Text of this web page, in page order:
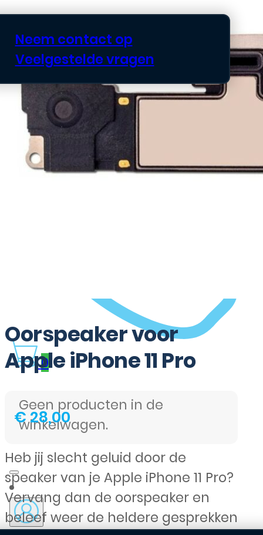
Neem contact op
Veelgestelde vragen
0
Geen producten in de
winkelwagen.
Oorspeaker voor
Apple iPhone 11 Pro
€28,00
Heb jij slecht geluid door de
speaker van je Apple iPhone 11 Pro?
Vervang dan de oorspeaker en
beleef weer de heldere gesprekken